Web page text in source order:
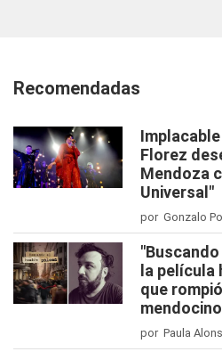
Recomendadas
Florez
Mendoza
Universal"
por Gonzalo
la película
que
mendocino
por Paula